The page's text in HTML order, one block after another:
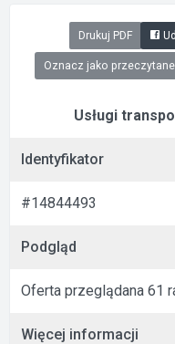
Drukuj PDF
Oznacz jako przeczytane
Usługi
Identyfikator
#14844493
Podgląd
Oferta przeglądana 61
Więcej informacji